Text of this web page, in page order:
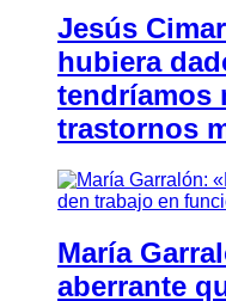
Jesús
hubiera
tendríamos
trastornos
María
aberrante